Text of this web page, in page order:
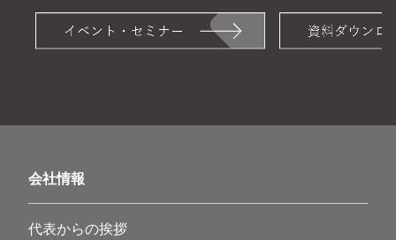
会社情報
代表からの挨拶